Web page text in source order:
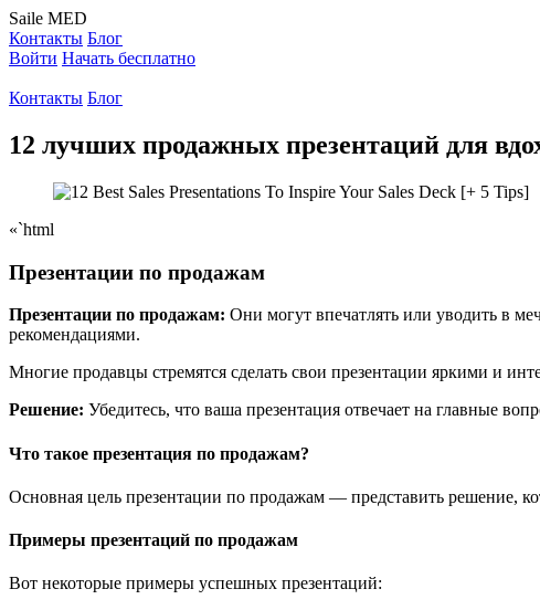
Saile MED
Контакты Блог
Войти Начать бесплатно
Контакты Блог
12 лучших продажных презентаций для
«`html
Презентации по продажам
Презентации по продажам: Они могут впечатлять или уводить в
рекомендациями.
Многие продавцы стремятся сделать свои презентации яркими и
Решение: Убедитесь, что ваша презентация отвечает на главные
Что такое презентация по продажам?
Основная цель презентации по продажам — представить решение,
Примеры презентаций по продажам
Вот некоторые примеры успешных презентаций: